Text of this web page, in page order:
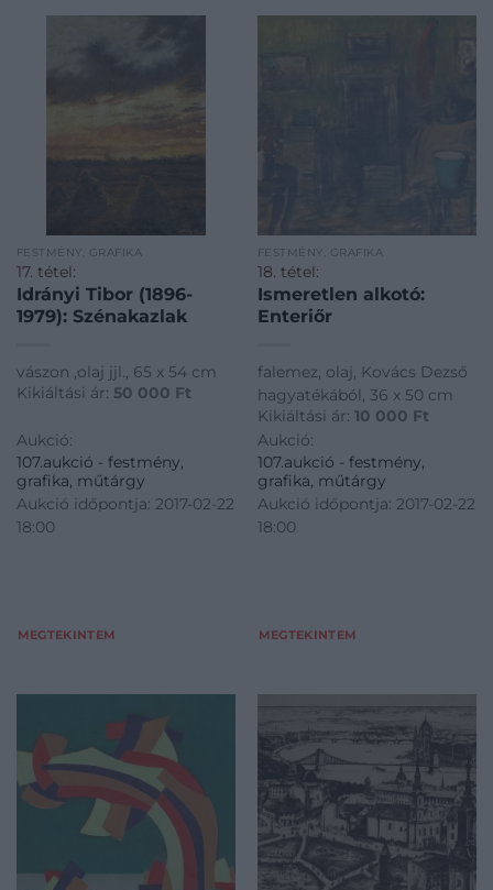
FESTMÉNY, GRAFIKA
17. tétel:
Idrányi Tibor (1896-
1979): Szénakazlak
vászon ,olaj jjl., 65 x 54 cm
Kikiáltási ár: 50 000 Ft
Aukció:
107.aukció - festmény,
grafika, műtárgy
Aukció időpontja: 2017-02-22
18:00
MEGTEKINTEM
FESTMÉNY, GRAFIKA
18. tétel:
Ismeretlen alkotó:
Enteriőr
falemez, olaj, Kovács Dezső
hagyatékából, 36 x 50 cm
Kikiáltási ár: 10 000 Ft
Aukció:
107.aukció - festmény,
grafika, műtárgy
Aukció időpontja: 2017-02-22
18:00
MEGTEKINTEM